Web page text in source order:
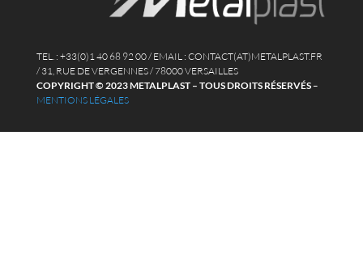
TEL. : +33(0)1 40 68 92 00 / EMAIL : CONTACT(AT)METALPLAST.FR
/ 31, RUE DE VERGENNES / 78000 VERSAILLES
COPYRIGHT © 2023 METALPLAST – TOUS DROITS RÉSERVÉS–
MENTIONS LÉGALES